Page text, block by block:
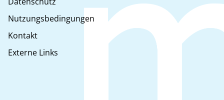
Nutzungsbedingungen
Kontakt
Externe Links